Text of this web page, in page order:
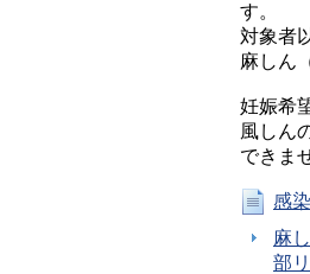
す。
対象者
麻しん
妊娠希
風しん
できま
感
麻
部